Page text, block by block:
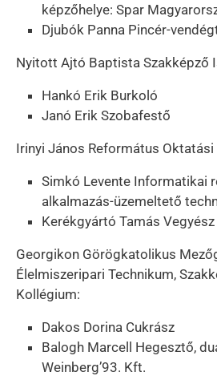
képzőhelye: Spar
Djubók Panna Pincér-
Nyitott Ajtó Baptista Szakképző
Hankó Erik Burkoló
Janó Erik Szobafestő
Irinyi János Református
Simkó Levente Informatikai
alkalmazás-üzemeltető
Kerékgyártó Tamás
Georgikon Görögkatolikus
Élelmiszeripari Technikum,
Kollégium:
Dakos Dorina Cukrász
Balogh Marcell Hegesztő,
Weinberg’93. Kft.